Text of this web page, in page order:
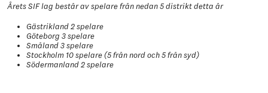
Årets SIF lag består av spelare från nedan 5 distrikt detta år
Gästrikland 2 spelare
Göteborg 3 spelare
Småland 3 spelare
Stockholm 10 spelare (5 från nord och 5 från syd)
Södermanland 2 spelare